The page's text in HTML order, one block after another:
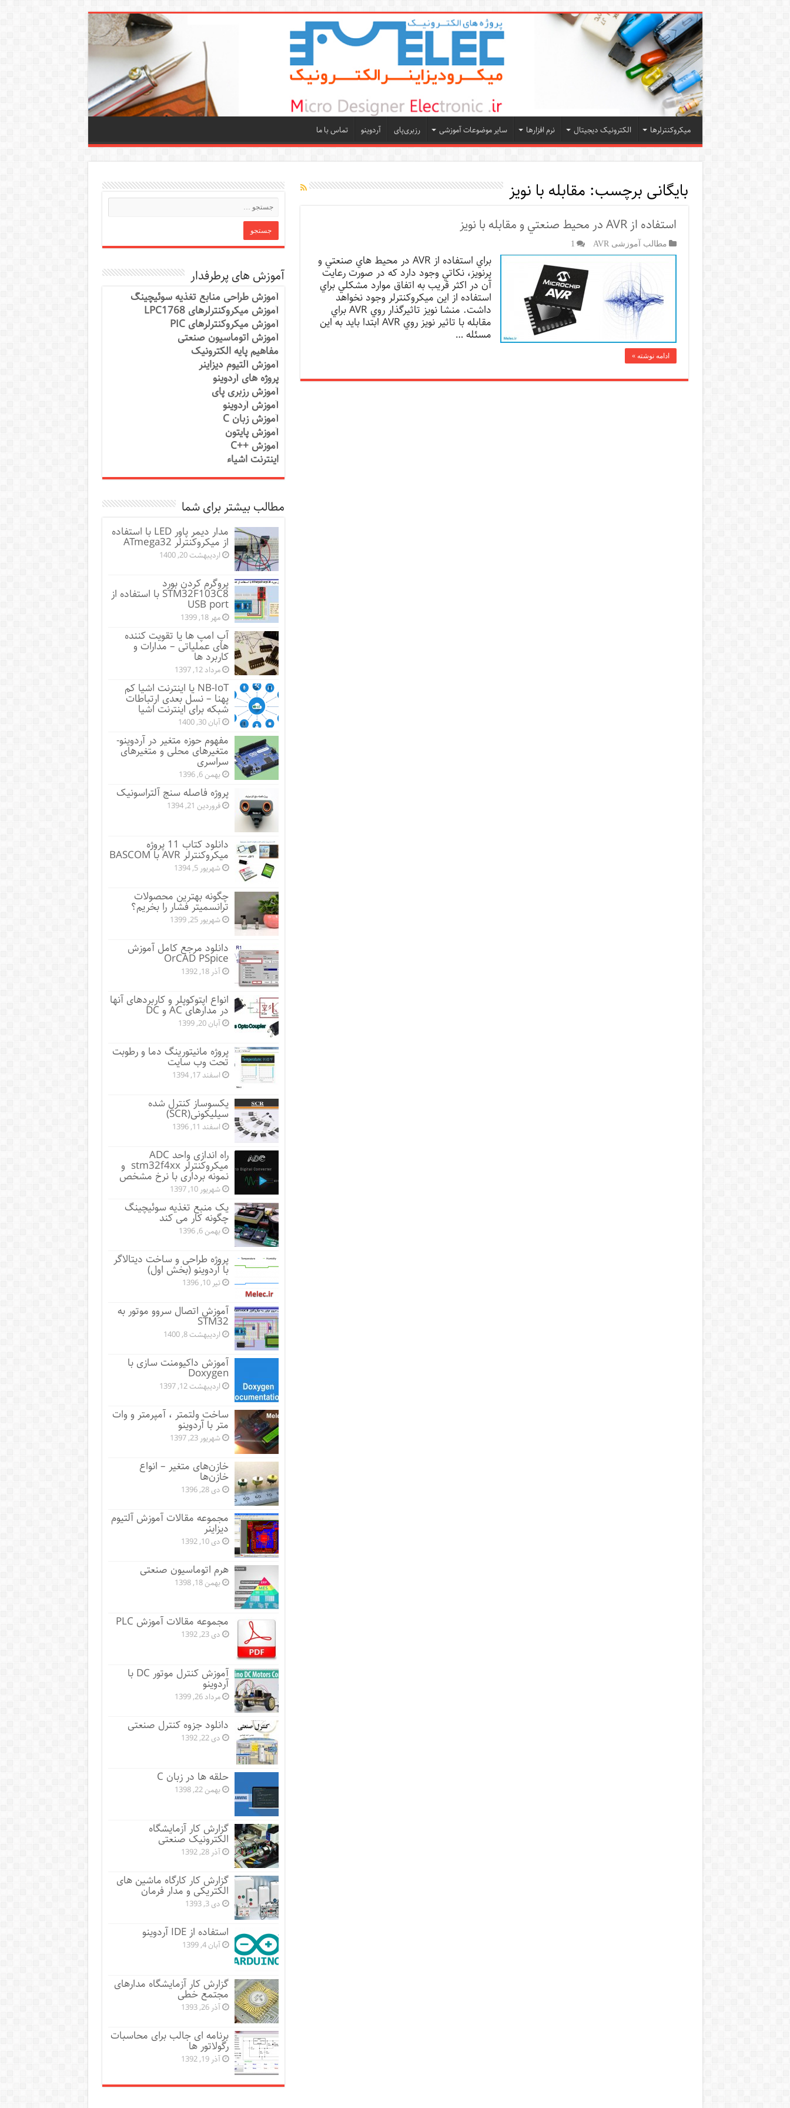
میکروکنترلرها الکترونیک دیجیتال نرم افزارها سایر موضوعات آموزشی رزبری‌پای آردوینو تماس با ما
بایگانی برچسب: ﻣﻘﺎﺑﻠﻪ ﺑﺎ ﻧﻮﻳﺰ
اﺳﺘﻔﺎده از AVR در ﻣﺤﻴﻂ ﺻﻨﻌﺘﻲ و ﻣﻘﺎﺑﻠﻪ ﺑﺎ ﻧﻮﻳﺰ
مطالب آموزشی AVR 1
ﺑﺮاي اﺳﺘﻔﺎده از AVR در ﻣﺤﻴﻂ ﻫﺎي ﺻﻨﻌﺘﻲ و
ﭘﺮﻧﻮﻳﺰ، ﻧﻜﺎﺗﻲ وﺟﻮد دارد ﻛﻪ در ﺻﻮرت رﻋﺎﻳﺖ
آن در اﻛﺜﺮ ﻗﺮﻳﺐ ﺑﻪ اﺗﻔﺎق ﻣﻮارد ﻣﺸﻜﻠﻲ ﺑﺮاي
اﺳﺘﻔﺎده از اﻳﻦ ﻣﻴﻜﺮوﻛﻨﺘﺮﻟﺮ وﺟﻮد ﻧﺨﻮاﻫﺪ
داﺷﺖ. ﻣﻨﺸﺎ ﻧﻮﻳﺰ ﺗﺎﺛﻴﺮﮔﺬار روي AVR ﺑﺮاي
ﻣﻘﺎﺑﻠﻪ ﺑﺎ ﺗﺎﺛﻴﺮ ﻧﻮﻳﺰ روي AVR اﺑﺘﺪا ﺑﺎﻳﺪ ﺑﻪ اﻳﻦ
ﻣﺴﺌﻠﻪ …
ادامه نوشته »
آموزش های پرطرفدار
آموزش طراحی منابع تغذیه سوئیچینگ
آموزش میکروکنترلرهای LPC1768
آموزش میکروکنترلرهای PIC
آموزش اتوماسیون صنعتی
مفاهیم پایه الکترونیک
آموزش آلتیوم دیزاینر
پروژه های آردوینو
آموزش رزبری پای
آموزش آردوینو
آموزش زبان C
آموزش پایتون
آموزش ++C
اینترنت اشیاء
مطالب بیشتر برای شما
مدار دیمر پاور LED با استفاده
از میکروکنترلر ATmega32
اردیبهشت 20, 1400
پروگرم کردن بورد
STM32F103C8 با استفاده از
USB port
مهر 18, 1399
آپ امپ ها یا تقویت کننده
های عملیاتی – مدارات و
کاربرد ها
مرداد 12, 1397
NB-IoT یا اینترنت اشیا کم
پهنا – نسل بعدی ارتباطات
شبکه برای اینترنت اشیا
آبان 30, 1400
مفهوم حوزه متغیر در آردوینو-
متغیرهای محلی و متغیرهای
سراسری
بهمن 6, 1396
پروژه فاصله سنج آلتراسونیک
فروردین 21, 1394
دانلود کتاب 11 پروژه
میکروکنترلر AVR با BASCOM
شهریور 5, 1394
چگونه بهترین محصولات
ترانسمیتر فشار را بخریم؟
شهریور 25, 1399
دانلود مرجع کامل آموزش
OrCAD PSpice
آذر 18, 1392
انواع اپتوکوپلر و کاربردهای آنها
در مدارهای AC و DC
آبان 20, 1399
پروژه مانيتورينگ دما و رطوبت
تحت وب سایت
اسفند 17, 1394
یکسوساز کنترل شده
سیلیکونی(SCR)
اسفند 11, 1396
راه اندازی واحد ADC
میکروکنترلر stm32f4xx و
نمونه برداری با نرخ مشخص
شهریور 10, 1397
یک منبع تغذیه سوئیچینگ
چگونه کار می کند
بهمن 6, 1396
پروژه طراحی و ساخت دیتالاگر
با آردوینو (بخش اول)
تیر 10, 1396
آموزش اتصال سروو موتور به
STM32
اردیبهشت 8, 1400
آموزش داکیومنت سازی با
Doxygen
اردیبهشت 12, 1397
ساخت ولتمتر ، آمپرمتر و وات
متر با آردوینو
شهریور 23, 1397
خازن‌های متغیر – انواع
خازن‌ها
دی 28, 1396
مجموعه مقالات آموزش آلتیوم
دیزاینر
دی 10, 1392
هرم اتوماسیون صنعتی
بهمن 18, 1398
مجموعه مقالات آموزش PLC
دی 23, 1392
آموزش کنترل موتور DC با
آردوینو
مرداد 26, 1399
دانلود جزوه کنترل صنعتی
دی 22, 1392
حلقه ها در زبان C
بهمن 22, 1398
گزارش کار آزمایشگاه
الکترونیک صنعتی
آذر 28, 1392
گزارش کار کارگاه ماشین های
الکتریکی و مدار فرمان
دی 3, 1393
استفاده از IDE آردوینو
آبان 4, 1399
گزارش کار آزمایشگاه مدارهای
مجتمع خطی
آذر 26, 1393
برنامه ای جالب برای محاسبات
رگولاتور ها
آذر 19, 1392